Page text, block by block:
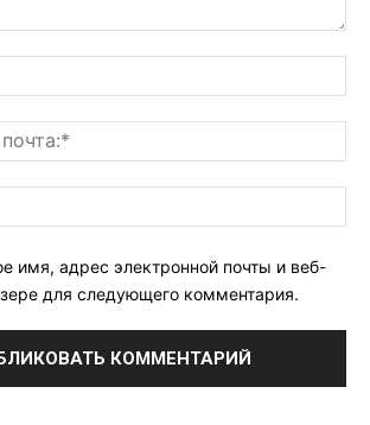
имя, адрес электронной почты и веб-
для следующего комментария.